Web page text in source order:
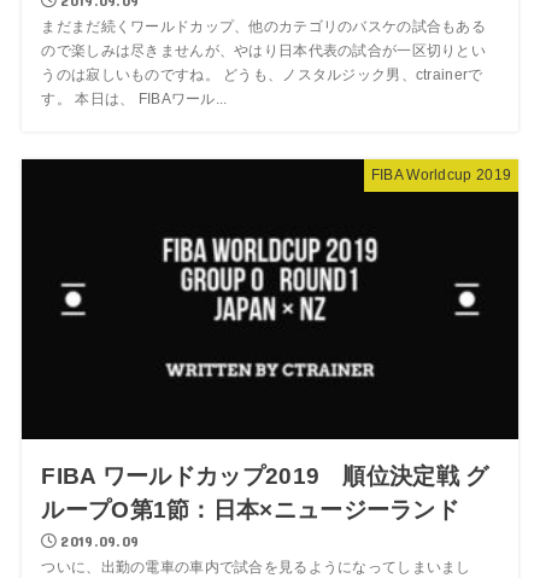
まだまだ続くワールドカップ、他のカテゴリのバスケの試合もある
ので楽しみは尽きませんが、やはり日本代表の試合が一区切りとい
うのは寂しいものですね。 どうも、ノスタルジック男、ctrainerで
す。 本日は、 FIBAワール...
FIBA Worldcup 2019
FIBA ワールドカップ2019 順位決定戦 グ
ループO第1節：日本×ニュージーランド
2019.09.09
ついに、出勤の電車の車内で試合を見るようになってしまいまし